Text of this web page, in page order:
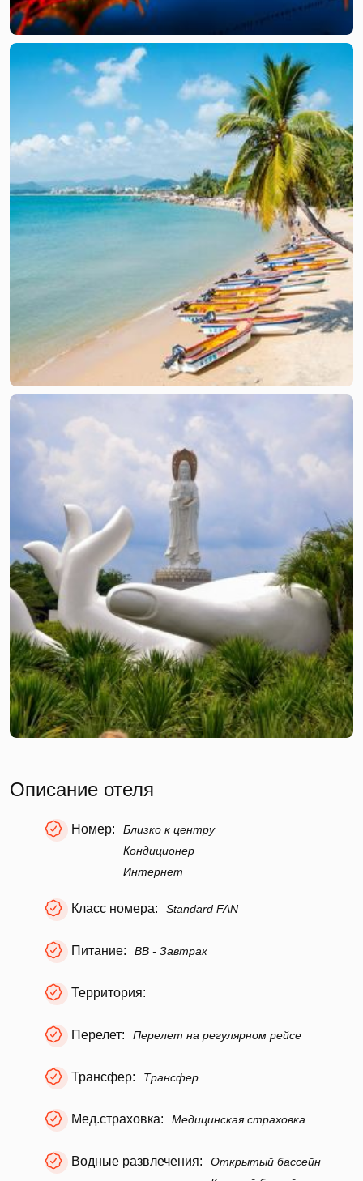
Описание отеля
Номер:
Близко к центру
Кондиционер
Интернет
Класс номера: Standard FAN
Питание: BB - Завтрак
Территория:
Перелет: Перелет на регулярном рейсе
Трансфер: Трансфер
Мед.страховка: Медицинская страховка
Водные развлечения:
Открытый бассейн